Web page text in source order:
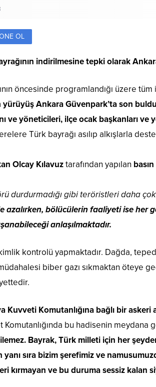
OL
indirilmesine tepki olarak
öncesinde programlandığı üzere
yürüyüş Ankara Güvenpark’ta son
ve yöneticileri, ilçe ocak başkanları ve
Türk bayrağı asılıp alkışlarla
Olcay Kılavuztarafından yapılan
durdurmadığı gibi teröristleri daha
bölücülerin faaliyeti ise her
anlaşılmaktadır.
kontrolü yapmaktadır. Dağda,
biber gazı sıkmaktan öteye
Komutanlığına bağlı bir askeri
bu hadisenin meydana
Bayrak, Türk milleti için her
yanı sıra bizim şerefimiz ve
kırmayan ve bu duruma sessiz kalan